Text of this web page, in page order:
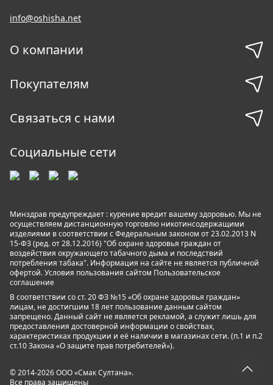
info@oshisha.net
О компании
Покупателям
Связаться с нами
Социальные сети
Минздрав предупреждает : курение вредит вашему здоровью. Мы не
осуществляем дистанционную торговлю никотинсодержащими
изделиями в соответствии с Федеральным законом от 23.02.2013 N
15-ФЗ (ред. от 28.12.2016) "Об охране здоровья граждан от
воздействия окружающего табачного дыма и последствий
потребления табака". Информация на сайте не является публичной
офертой. Условия пользования сайтом Пользовательское
соглашение
В соответствии со ст. 20 ФЗ №15 «Об охране здоровья граждан»
лицам, не достигшим 18 лет пользование данным сайтом
запрещено. Данный сайт не является рекламой, а служит лишь для
предоставления достоверной информации о свойствах,
характеристиках продукции и её наличии в магазинах сети. (п.1 и п.2
ст.10 Закона «О защите прав потребителей»).
© 2014-2026 ООО «Смак Султана».
Все права защищены